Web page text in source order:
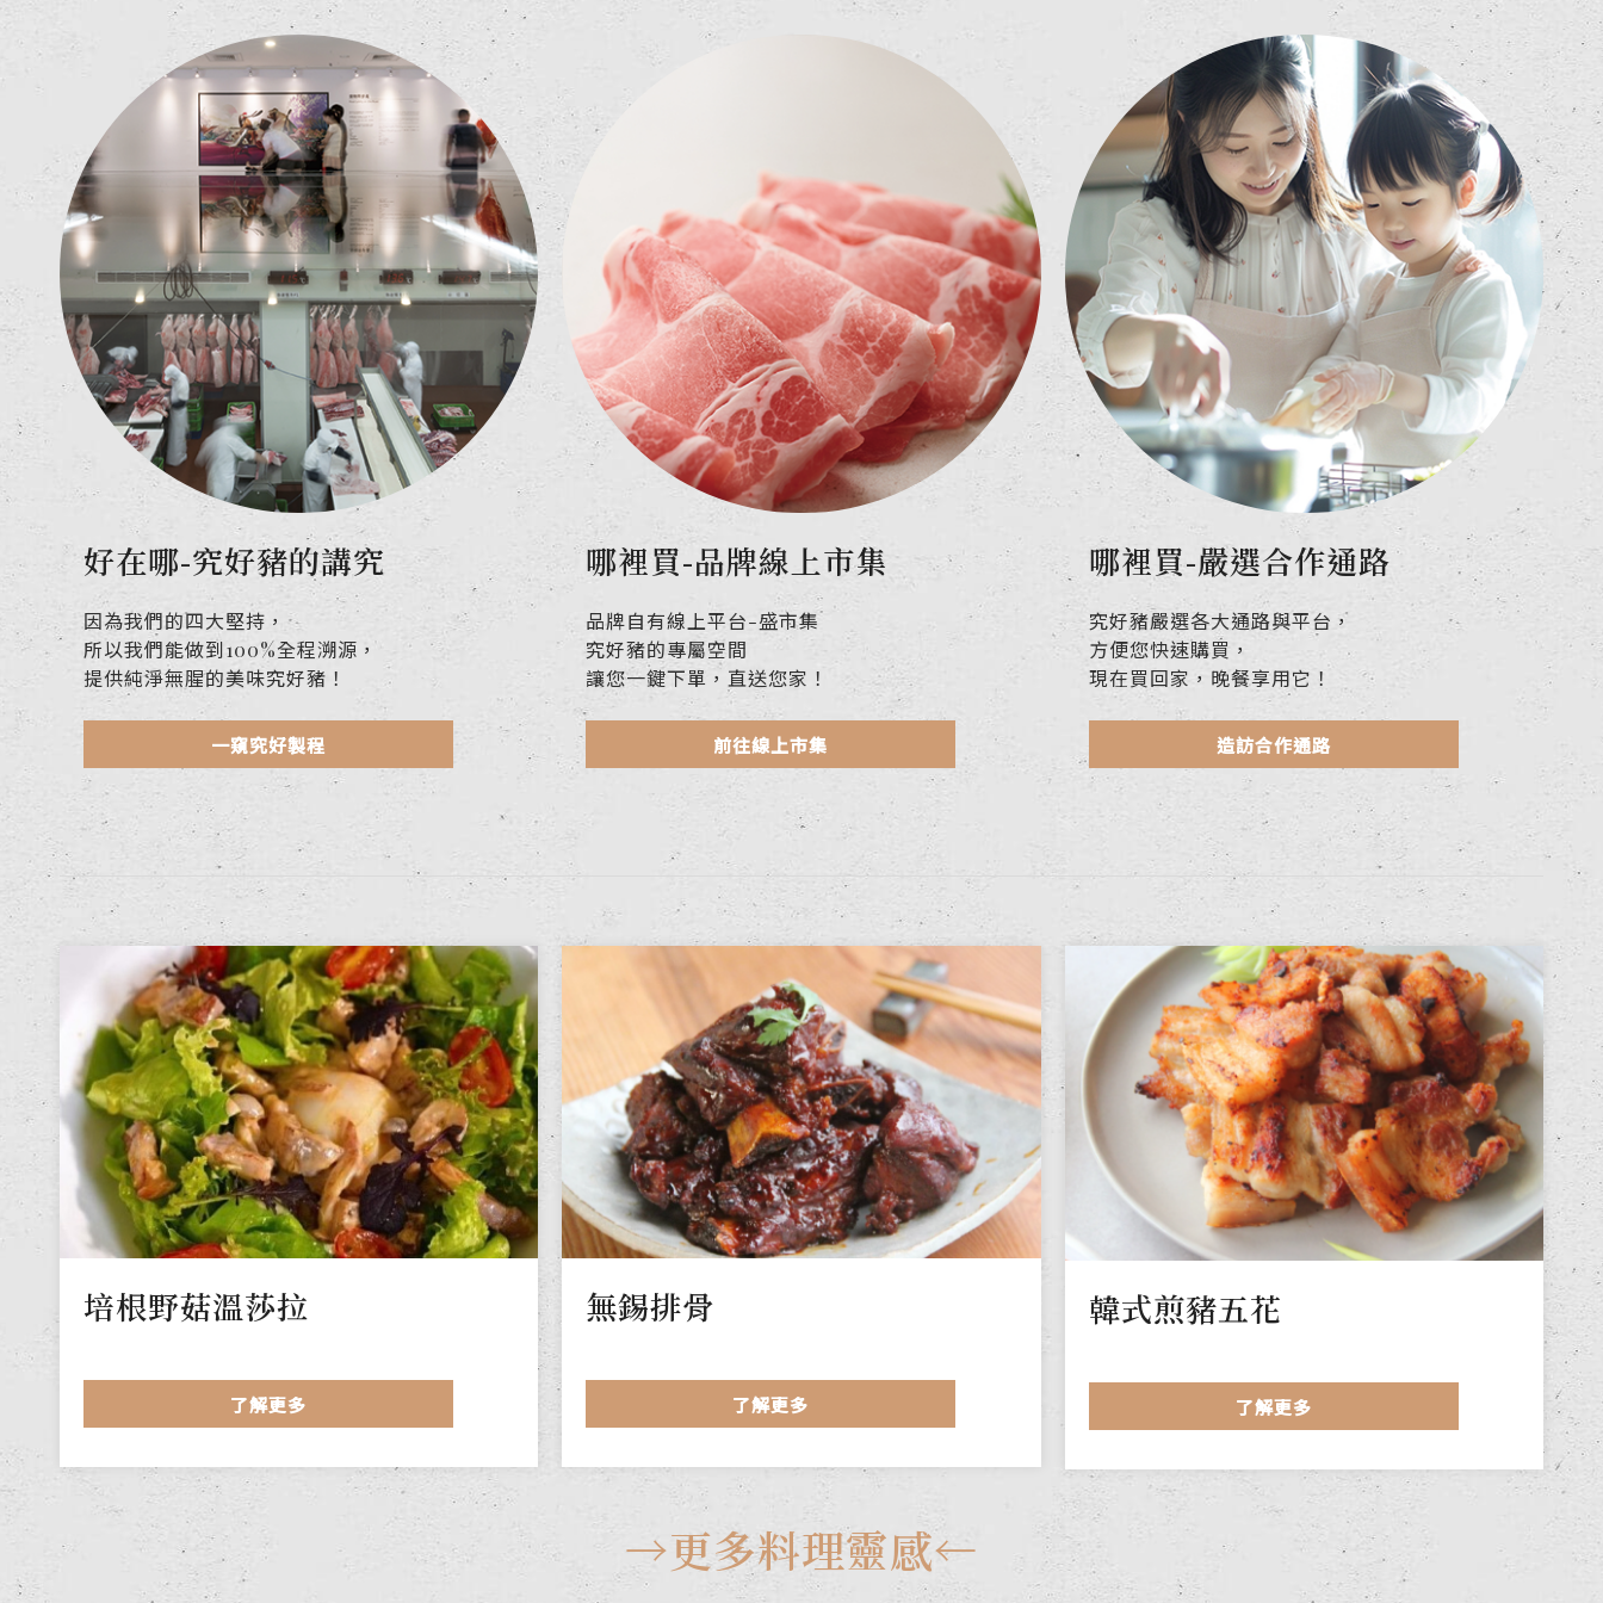
好在哪-究好豬的講究
因為我們的四大堅持，
所以我們能做到100%全程溯源，
提供純淨無腥的美味究好豬！
一窺究好製程
哪裡買-品牌線上市集
品牌自有線上平台-盛市集
究好豬的專屬空間
讓您一鍵下單，直送您家！
前往線上市集
哪裡買-嚴選合作通路
究好豬嚴選各大通路與平台，
方便您快速購買，
現在買回家，晚餐享用它！
造訪合作通路
培根野菇溫莎拉
了解更多
無錫排骨
了解更多
韓式煎豬五花
了解更多
→更多料理靈感←